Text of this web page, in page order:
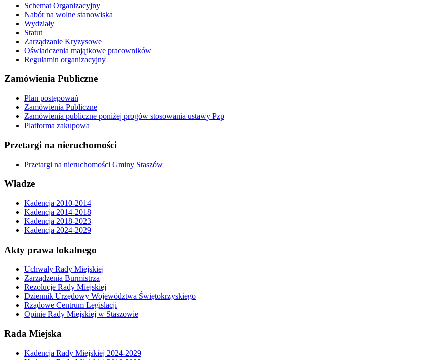
Schemat Organizacyjny
Nabór na wolne stanowiska
Wydziały
Statut
Zarządzanie Kryzysowe
Oświadczenia majątkowe pracowników
Regulamin organizacyjny
Zamówienia Publiczne
Plan postępowań
Zamówienia Publiczne
Zamówienia publiczne poniżej progów stosowania ustawy Pzp
Platforma zakupowa
Przetargi na nieruchomości
Przetargi na nieruchomości Gminy Staszów
Władze
Kadencja 2010-2014
Kadencja 2014-2018
Kadencja 2018-2023
Kadencja 2024-2029
Akty prawa lokalnego
Uchwały Rady Miejskiej
Zarządzenia Burmistrza
Rezolucje Rady Miejskiej
Dziennik Urzędowy Województwa Świętokrzyskiego
Rządowe Centrum Legislacji
Opinie Rady Miejskiej w Staszowie
Rada Miejska
Kadencja Rady Miejskiej 2024-2029